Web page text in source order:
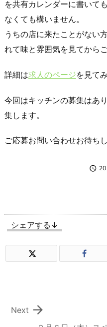
を共有カレンダーに書いて
なくても構いません。
うちの店に来たことがない
れて味と雰囲気を見てから
詳細は求人のページを見て
今回はキッチンの募集はあ
集します。
ご応募お問い合わせお待ち

シェアする↓

Next